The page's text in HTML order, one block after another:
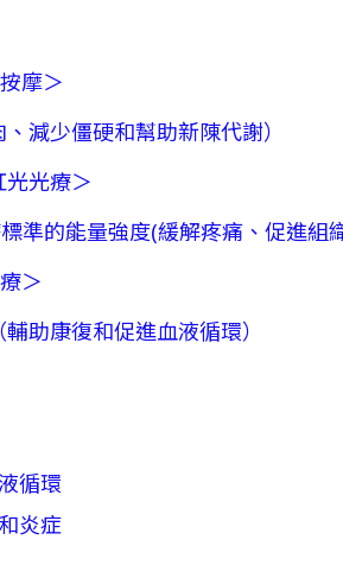
摩＞
減少僵硬和幫助新陳代謝）
光療＞
準的能量強度(緩解疼痛、促進組
＞
助康復和促進血液循環）
循環
炎症